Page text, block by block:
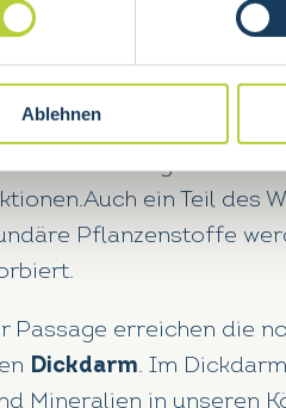
Ablehnen
kommen erst in
Hier werden sie durch
und können erst jetzt von
Die
vielfältige
ein Teil des
Pflanzenstoffe
Passage erreichen die
Dickdarm. Im
Mineralien in unseren